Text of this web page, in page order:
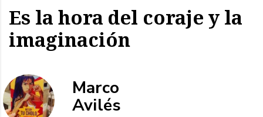
Es la hora del coraje y la
imaginación
Marco
Avilés